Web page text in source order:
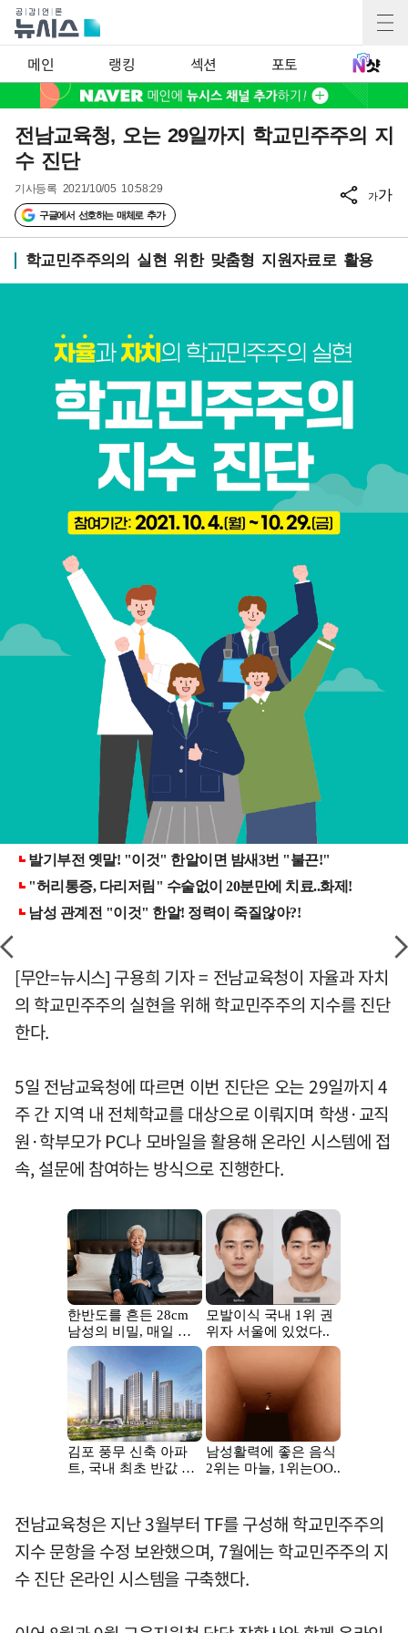
메인 랭킹 섹션 포토
전남교육청, 오는 29일까지 학교민주주의 지
수 진단
기사등록 2021/10/05 10:58:29
구글에서 선호하는 매체로 추가
가가
학교민주주의의 실현 위한 맞춤형 지원자료로 활용
[무안=뉴시스] 구용희 기자 = 전남교육청이 자율과 자치
의 학교민주주의 실현을 위해 학교민주주의 지수를 진단
한다.
5일 전남교육청에 따르면 이번 진단은 오는 29일까지 4
주 간 지역 내 전체학교를 대상으로 이뤄지며 학생·교직
원·학부모가 PC나 모바일을 활용해 온라인 시스템에 접
속, 설문에 참여하는 방식으로 진행한다.
전남교육청은 지난 3월부터 TF를 구성해 학교민주주의
지수 문항을 수정 보완했으며, 7월에는 학교민주주의 지
수 진단 온라인 시스템을 구축했다.